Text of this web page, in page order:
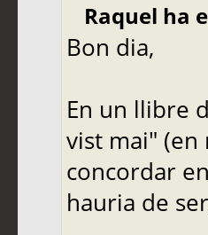
Raquel ha
Bon dia,
En un llibre
vist mai" (en
concordar
hauria de